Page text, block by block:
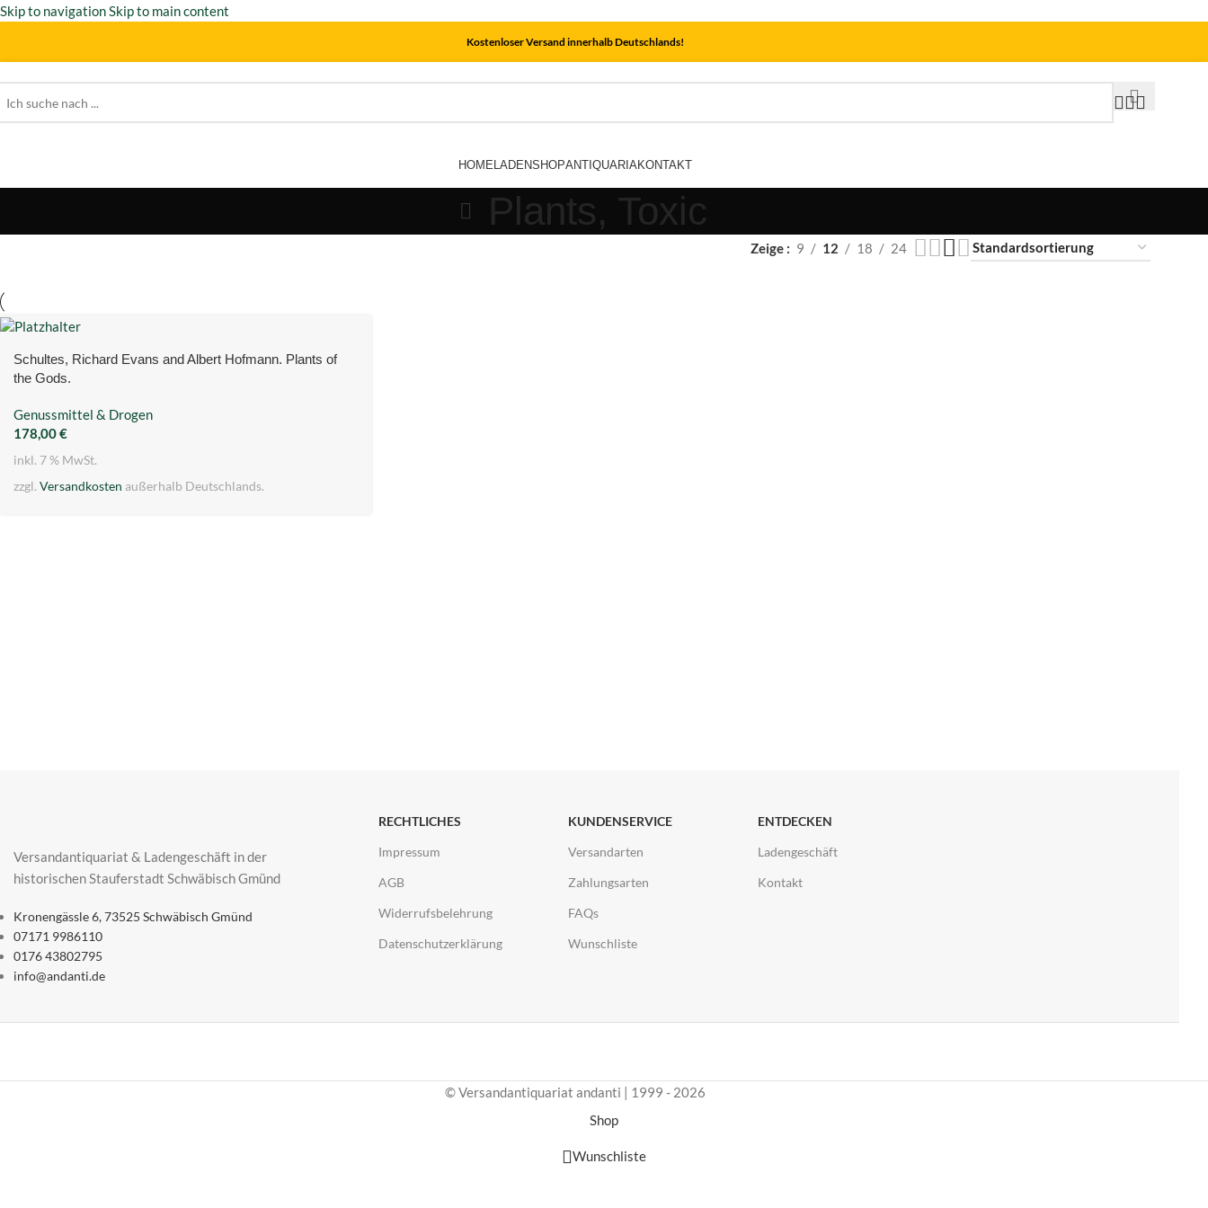
Skip to navigationSkip to main content
Kostenloser Versand innerhalb Deutschlands!
HOME LADENSHOPANTIQUARIAKONTAKT
Plants, Toxic
Zeige 9 12 18 24
Schultes, Richard Evans and Albert Hofmann. Plants of
the Gods.
Genussmittel & Drogen
178,00€
inkl. 7 % MwSt.
zzgl. Versandkosten außerhalb Deutschlands.
Versandantiquariat & Ladengeschäft in der
historischen Stauferstadt Schwäbisch Gmünd
Kronengässle 6, 73525 Schwäbisch Gmünd
07171 9986110
0176 43802795
info@andanti.de
RECHTLICHES
Impressum
AGB
Widerrufsbelehrung
Datenschutzerklärung
KUNDENSERVICE
Versandarten
Zahlungsarten
FAQs
Wunschliste
ENTDECKEN
Ladengeschäft
Kontakt
© Versandantiquariat andanti | 1999 - 2026
Shop
Wunschliste